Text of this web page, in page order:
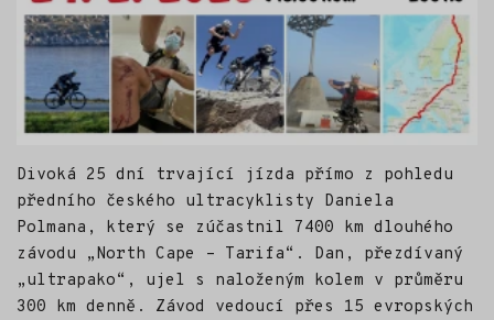
Divoká 25 dní trvající jízda přímo z pohledu
předního českého ultracyklisty Daniela
Polmana, který se zúčastnil 7400 km dlouhého
závodu „North Cape – Tarifa“. Dan, přezdívaný
„ultrapako“, ujel s naloženým kolem v průměru
300 km denně. Závod vedoucí přes 15 evropských